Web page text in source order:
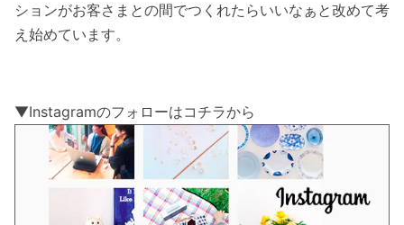
ションがお客さまとの間でつくれたらいいなぁと改めて考
え始めています。
▼Instagramのフォローはコチラから